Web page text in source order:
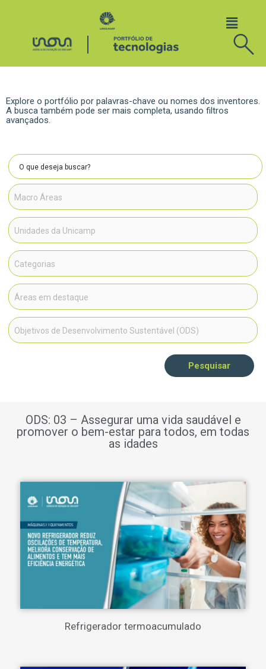
Explore o portfólio por palavras-chave ou nomes dos inventores.
A busca também pode ser mais completa, usando filtros
avançados.
Pesquisar
ODS: 03 – Assegurar uma vida saudável e
promover o bem-estar para todos, em todas
as idades
Refrigerador termoacumulado